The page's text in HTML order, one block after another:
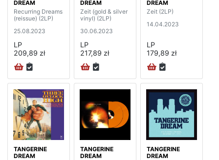
DREAM
Recurring Dreams
(reissue) (2LP)
25.08.2023
LP
209,89 zł
DREAM
Zeit (gold & silver
vinyl) (2LP)
30.06.2023
LP
217,89 zł
DREAM
Zeit (2LP)
14.04.2023
LP
179,89 zł
TANGERINE
DREAM
TANGERINE
DREAM
TANGERINE
DREAM